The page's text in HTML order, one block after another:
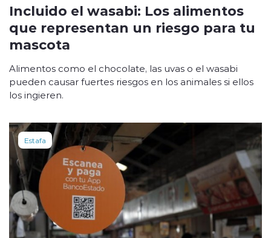
Incluido el wasabi: Los alimentos
que representan un riesgo para tu
mascota
Alimentos como el chocolate, las uvas o el wasabi
pueden causar fuertes riesgos en los animales si ellos
los ingieren.
Estafa